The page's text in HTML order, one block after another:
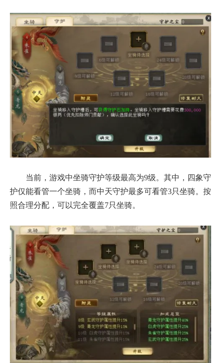
当前，游戏中坐骑守护等级最高为9级。其中，四象守
护仅能看管一个坐骑，而中天守护最多可看管3只坐骑。按
照合理分配，可以完全覆盖7只坐骑。